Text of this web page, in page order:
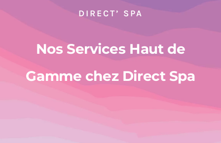
Produits & accessoires
DIRECT’ SPA
Nos Services Haut de
Gamme chez Direct Spa